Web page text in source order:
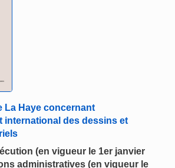
La Haye concernant
international des dessins et
(en vigueur le 1er janvier
administratives (en vigueur le